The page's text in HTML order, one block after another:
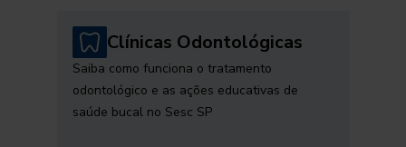
Clínicas Odontológicas
Saiba como funciona o tratamento
odontológico e as ações educativas de
saúde bucal no Sesc SP